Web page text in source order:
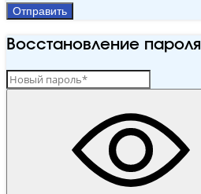
Отправить
Восстановление пароля